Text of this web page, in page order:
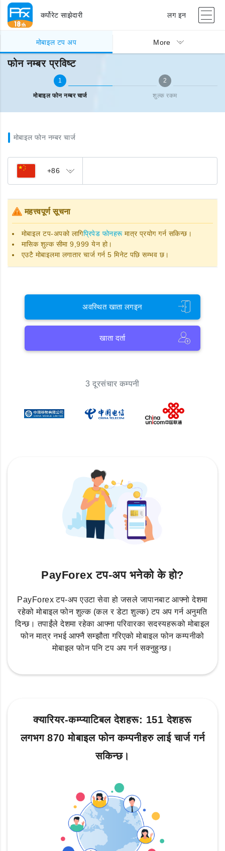
कर्पोरेट साझेदारी लग इन
मोबाइल टप अप More
मोबाइल टप अप फोन नम्बर प्रविष्ट
फोन नम्बर प्रविष्ट
1
मोबाइल फोन नम्बर चार्ज
2
शुल्क रकम
मोबाइल फोन नम्बर चार्ज
+86
महत्त्वपूर्ण सूचना
मोबाइल टप-अपको लागिप्रिपेड फोनहरूमात्र प्रयोग गर्न सकिन्छ।
मासिक शुल्क सीमा 9,999 येन हो।
एउटै मोबाइलमा लगातार चार्ज गर्न 5 मिनेट पछि सम्भव छ।
अवस्थित खाता लगइन
खाता दर्ता
3 दूरसंचार कम्पनी
PayForex टप-अप भनेको के हो?
PayForex टप-अप एउटा सेवा हो जसले जापानबाट आफ्नो देशमा
रहेको मोबाइल फोन शुल्क (कल र डेटा शुल्क) टप अप गर्न अनुमति
दिन्छ। तपाईंले देशमा रहेका आफ्ना परिवारका सदस्यहरूको मोबाइल
फोन मात्र नभई आफ्नै सम्झौता गरिएको मोबाइल फोन कम्पनीको
मोबाइल फोन पनि टप अप गर्न सक्नुहुन्छ।
क्यारियर-कम्प्याटिबल देशहरू: 151 देशहरू
लगभग 870 मोबाइल फोन कम्पनीहरु लाई चार्ज गर्न
सकिन्छ।